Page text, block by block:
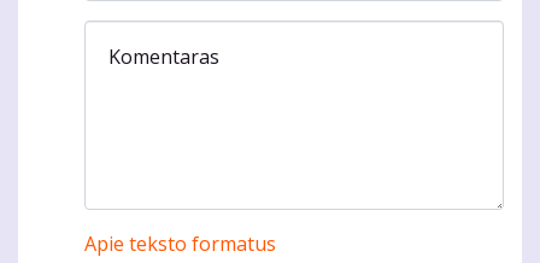
Komentaras
Apie teksto formatus